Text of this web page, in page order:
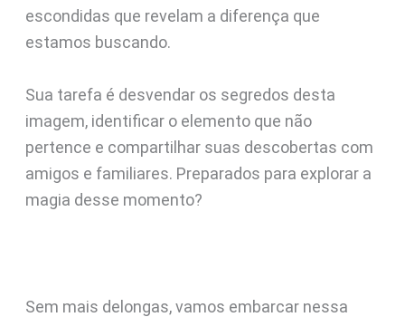
escondidas que revelam a diferença que
estamos buscando.
Sua tarefa é desvendar os segredos desta
imagem, identificar o elemento que não
pertence e compartilhar suas descobertas com
amigos e familiares. Preparados para explorar a
magia desse momento?
Sem mais delongas, vamos embarcar nessa